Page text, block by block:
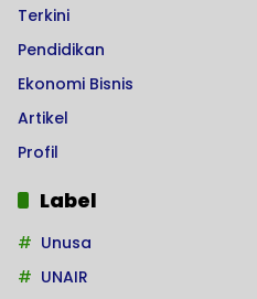
Terkini
Pendidikan
Ekonomi Bisnis
Artikel
Profil
Label
Unusa
UNAIR